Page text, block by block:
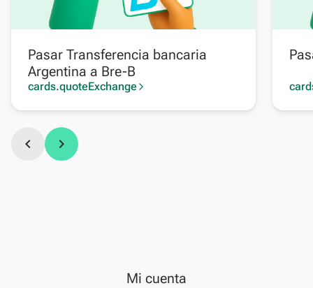
Pasar Transferencia bancaria
Argentina a Bre-B
cards.quoteExchange arrow_forward_ios
chevron_left chevron_right
Mi cuenta